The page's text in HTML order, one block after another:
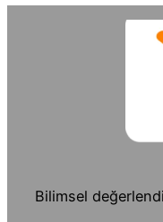
Bilimsel